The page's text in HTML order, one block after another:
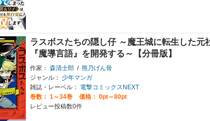
ラスボスたちの隠し仔 ～魔王城に転生した元
『魔導言語』を開発する～【分冊版】
作家： 森清士郎 / 熊乃げん骨
ジャンル：
少年マンガ
雑誌・レーベル：
電撃コミックスNEXT
巻数： 1～34巻
価格： 0pt～80pt
レビュー投稿数0件